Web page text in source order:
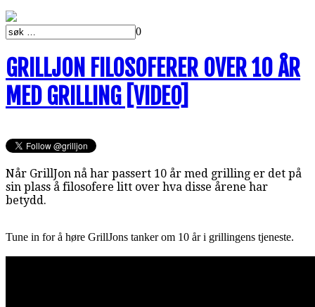
0
GRILLJON FILOSOFERER OVER 10 ÅR
MED GRILLING [VIDEO]
Når GrillJon nå har passert 10 år med grilling er det på
sin plass å filosofere litt over hva disse årene har
betydd.
Tune in for å høre GrillJons tanker om 10 år i grillingens tjeneste.